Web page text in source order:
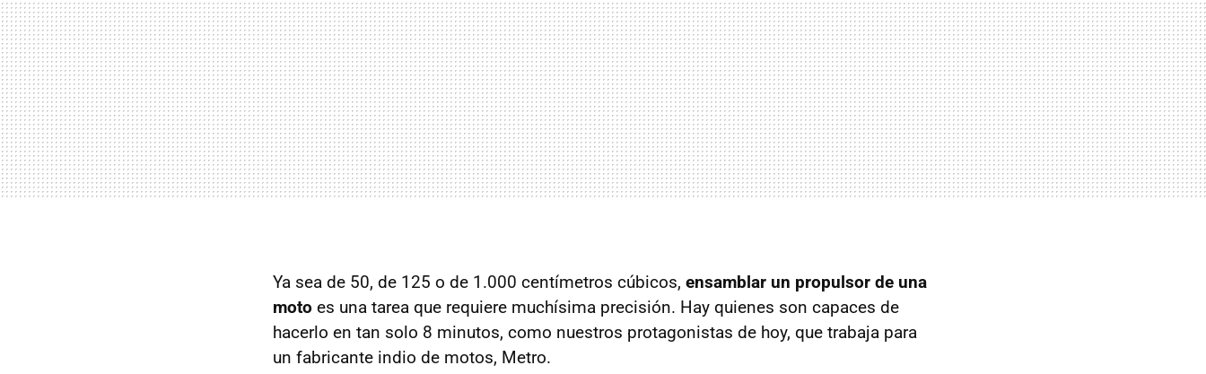
Ya sea de 50, de 125 o de 1.000 centímetros cúbicos, ensamblar un propulsor de una
moto es una tarea que requiere muchísima precisión. Hay quienes son capaces de
hacerlo en tan solo 8 minutos, como nuestros protagonistas de hoy, que trabaja para
un fabricante indio de motos, Metro.